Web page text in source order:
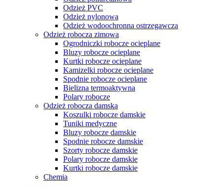
Odzież PVC
Odzież nylonowa
Odzież wodoochronna ostrzegawcza
Odzież robocza zimowa
Ogrodniczki robocze ocieplane
Bluzy robocze ocieplane
Kurtki robocze ocieplane
Kamizelki robocze ocieplane
Spodnie robocze ocieplane
Bielizna termoaktywna
Polary robocze
Odzież robocza damska
Koszulki robocze damskie
Tuniki medyczne
Bluzy robocze damskie
Spodnie robocze damskie
Szorty robocze damskie
Polary robocze damskie
Kurtki robocze damskie
Chemia